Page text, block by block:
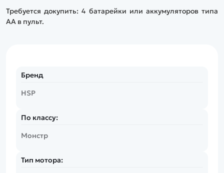
Требуется докупить: 4 батарейки или аккумуляторов типа
АА в пульт.
Бренд
HSP
По классу:
Монстр
Тип мотора: